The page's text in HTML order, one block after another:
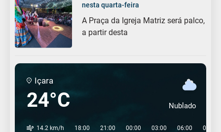
nesta quarta-feira
A Praça da Igreja Matriz será palco,
a partir desta
Içara
24°C Nublado
14.2 km/h 18:00 21:00 00:00 03:00 06:00 09:00